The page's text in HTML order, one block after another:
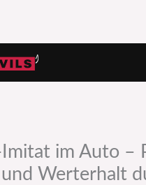
im Auto –
und Werterhalt